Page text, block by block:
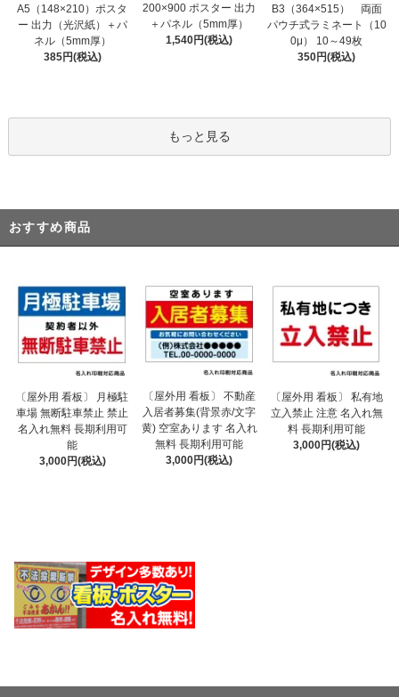
A5（148×210）ポスタ
ー 出力（光沢紙）＋パ
ネル（5mm厚）
385円(税込)
200×900 ポスター 出力
＋パネル（5mm厚）
1,540円(税込)
B3（364×515） 両面
パウチ式ラミネート（10
0μ） 10～49枚
350円(税込)
もっと見る
おすすめ商品
〔屋外用 看板〕 月極駐
車場 無断駐車禁止 禁止
名入れ無料 長期利用可
能
3,000円(税込)
〔屋外用 看板〕 不動産
入居者募集(背景赤/文字
黄) 空室あります 名入れ
無料 長期利用可能
3,000円(税込)
〔屋外用 看板〕 私有地
立入禁止 注意 名入れ無
料 長期利用可能
3,000円(税込)